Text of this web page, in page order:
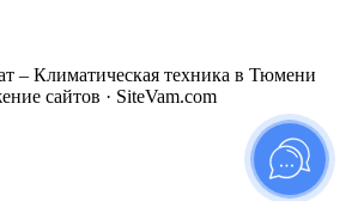
– Климатическая техника в Тюмени
сайтов · SiteVam.com